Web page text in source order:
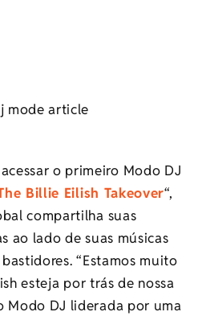
o primeiro Modo DJ
Billie Eilish Takeover“,
compartilha suas
ao lado de suas músicas
“Estamos muito
esteja por trás de nossa
Modo DJ liderada por uma